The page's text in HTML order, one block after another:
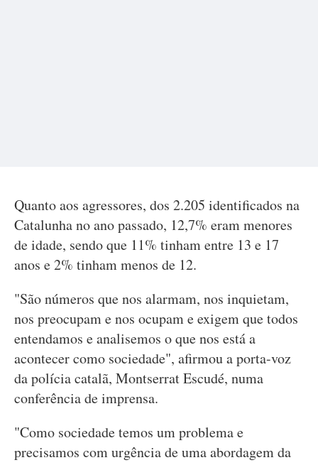
Quanto aos agressores, dos 2.205 identificados na
Catalunha no ano passado, 12,7% eram menores
de idade, sendo que 11% tinham entre 13 e 17
anos e 2% tinham menos de 12.
"São números que nos alarmam, nos inquietam,
nos preocupam e nos ocupam e exigem que todos
entendamos e analisemos o que nos está a
acontecer como sociedade", afirmou a porta-voz
da polícia catalã, Montserrat Escudé, numa
conferência de imprensa.
"Como sociedade temos um problema e
precisamos com urgência de uma abordagem da